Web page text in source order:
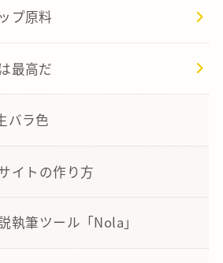
プ原料
最高だ
バラ色
イトの作り方
執筆ツール「Nola」